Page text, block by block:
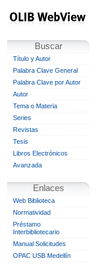
Buscar
Título y Autor
Palabra Clave General
Palabra Clave por Autor
Autor
Tema o Materia
Series
Revistas
Tesis
Libros Electrónicos
Avanzada
Enlaces
Web Biblioteca
Normatividad
Préstamo
Interbibliotecario
Manual Solicitudes
OPAC USB Medellín